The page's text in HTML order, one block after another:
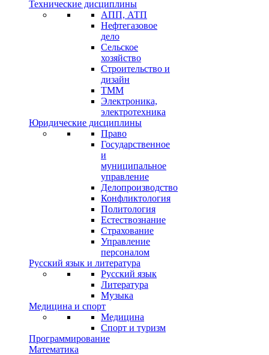
Технические дисциплины
АПП, АТП
Нефтегазовое
дело
Сельское
хозяйство
Строительство и
дизайн
ТММ
Электроника,
электротехника
Юридические дисциплины
Право
Государственное
и
муниципальное
управление
Делопроизводство
Конфликтология
Политология
Естествознание
Страхование
Управление
персоналом
Русский язык и литература
Русский язык
Литература
Музыка
Медицина и спорт
Медицина
Спорт и туризм
Программирование
Математика